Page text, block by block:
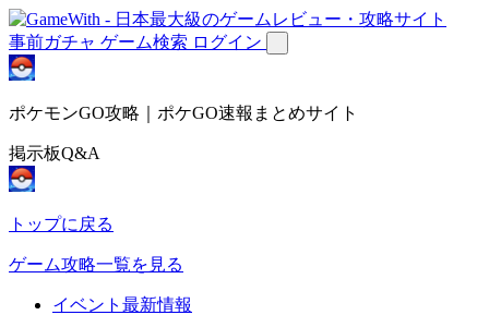
事前ガチャ ゲーム検索 ログイン
ポケモンGO攻略｜ポケGO速報まとめサイト
掲示板Q&A
トップに戻る
ゲーム攻略一覧を見る
イベント最新情報